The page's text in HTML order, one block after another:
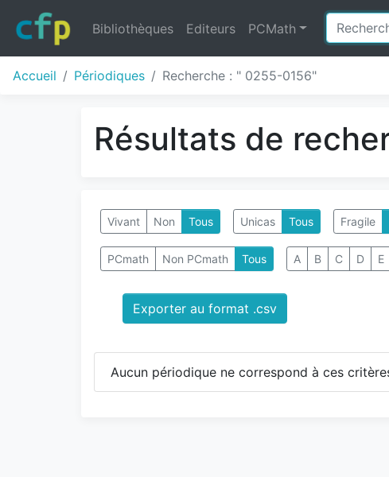
Bibliothèques Editeurs PCMath
Accueil Périodiques Recherche : " 0255-0156"
Résultats de
Vivant Non Tous Unicas Tous Fragile
PCmath Non PCmath Tous A B C D E
Exporter au format .csv
Aucun périodique ne correspond à ces